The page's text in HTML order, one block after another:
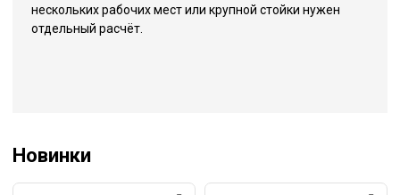
нескольких рабочих мест или крупной стойки нужен
отдельный расчёт.
Новинки